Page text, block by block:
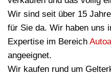
Wir sind seit über 15
für Sie da. Wir haben uns
Expertise im Bereich
angeeignet.
Wir kaufen rund um